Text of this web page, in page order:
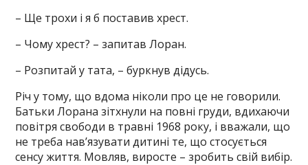
– Ще трохи і я б поставив хрест.
– Чому хрест? – запитав Лоран.
– Розпитай у тата, – буркнув дідусь.
Річ у тому, що вдома ніколи про це не говорили.
Батьки Лорана зітхнули на повні груди, вдихаючи
повітря свободи в травні 1968 року, і вважали, що
не треба нав’язувати дитині те, що стосується
сенсу життя. Мовляв, виросте – зробить свій вибір.